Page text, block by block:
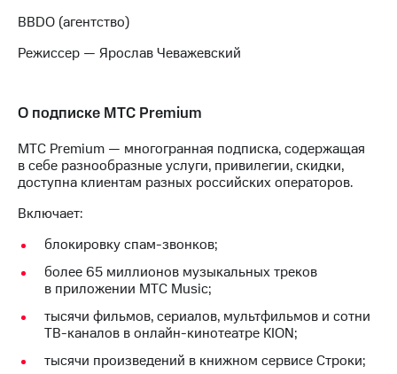
BBDO (агентство)
Режиссер — Ярослав Чеважевский
О подписке МТС Premium
МТС Premium — многогранная подписка, содержащая
в себе разнообразные услуги, привилегии, скидки,
доступна клиентам разных российских операторов.
Включает:
блокировку спам-звонков;
более 65 миллионов музыкальных треков
в приложении МТС Music;
тысячи фильмов, сериалов, мультфильмов и сотни
ТВ-каналов в онлайн-кинотеатре KION;
тысячи произведений в книжном сервисе Строки;